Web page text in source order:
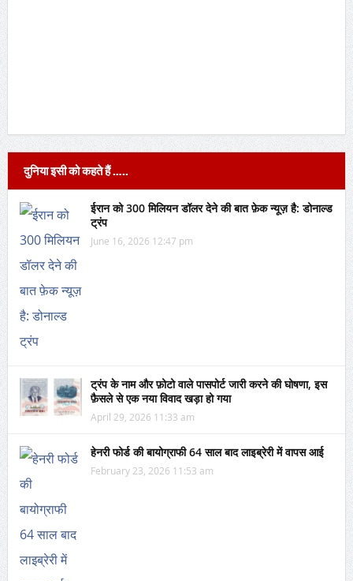
दुनिया इसी को कहते हैं …..
ईरान को 300 मिलियन डॉलर देने की बात फ़ेक न्यूज़ है: डोनाल्ड
ट्रंप
June 16, 2026 12:47 pm
ट्रंप के नाम और फ़ोटो वाले पासपोर्ट जारी करने की घोषणा, इस
फ़ैसले से एक नया विवाद खड़ा हो गया
April 29, 2026 11:33 am
हेनरी फोर्ड की बायोग्राफी 64 साल बाद लाइब्रेरी में वापस आई
February 23, 2026 11:53 am